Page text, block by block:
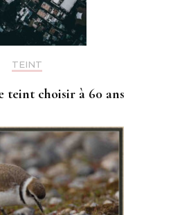
TEINT
teint choisir à 60 ans